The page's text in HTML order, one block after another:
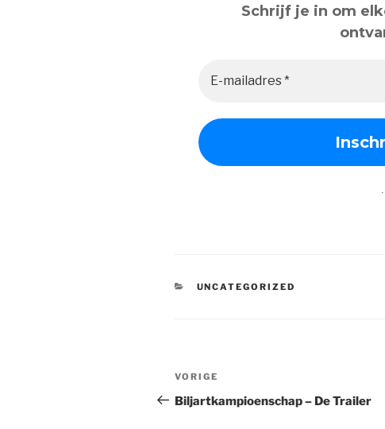
Schrijf je in om
CATEGORIEËN
UNCATEGORIZED
Bericht
navigatie
Vorig
bericht
VORIGE
Biljartkampioenschap – De Trailer